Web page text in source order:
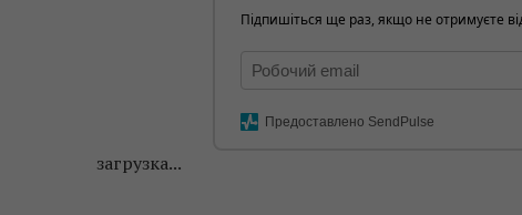
Підпишіться ще раз, якщо не отримуєте
Предоставлено SendPulse
загрузка...